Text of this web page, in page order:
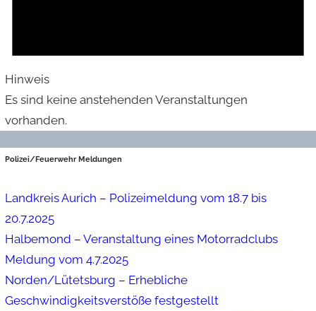
Hinweis
Es sind keine anstehenden Veranstaltungen
vorhanden.
Polizei/Feuerwehr Meldungen
Landkreis Aurich – Polizeimeldung vom 18.7 bis
20.7.2025
Halbemond – Veranstaltung eines Motorradclubs
Meldung vom 4.7.2025
Norden/Lütetsburg – Erhebliche
Geschwindigkeitsverstöße festgestellt